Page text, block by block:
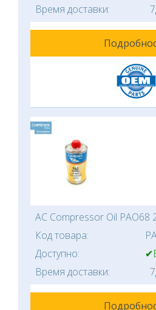
Время доставки:
AC Compressor Oil PAO68
Код товара:
Доступно:
Время доставки: